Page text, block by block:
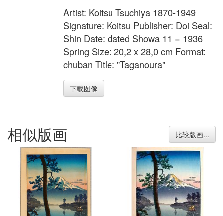
Artist: Koitsu Tsuchiya 1870-1949
Signature: Koitsu Publisher: Doi Seal:
Shin Date: dated Showa 11 = 1936
Spring Size: 20,2 x 28,0 cm Format:
chuban Title: "Taganoura"
下载图像
相似版画 比较版画...